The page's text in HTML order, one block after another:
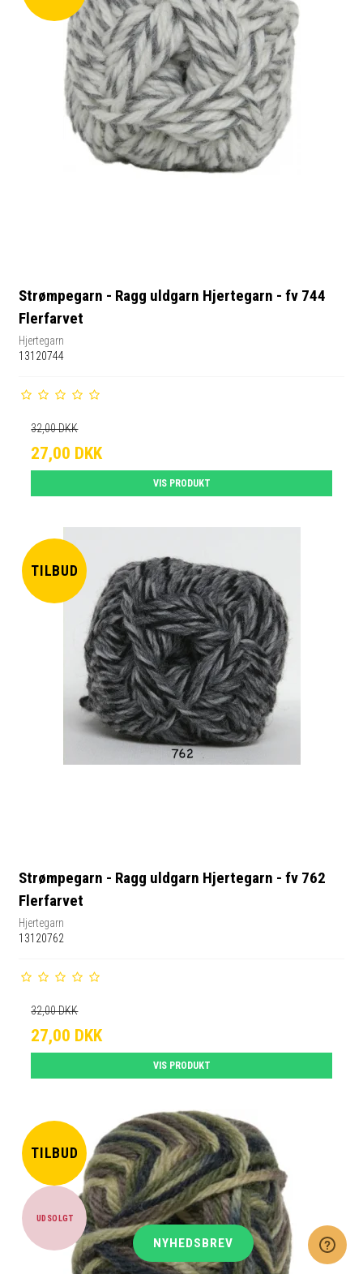
Strømpegarn - Ragg uldgarn Hjertegarn - fv 744
Flerfarvet
Hjertegarn
13120744
32,00 DKK
27,00 DKK
VIS PRODUKT
TILBUD
Strømpegarn - Ragg uldgarn Hjertegarn - fv 762
Flerfarvet
Hjertegarn
13120762
32,00 DKK
27,00 DKK
VIS PRODUKT
TILBUD
UDSOLGT
NYHEDSBREV